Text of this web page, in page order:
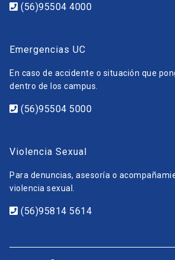
(56)95504 4000
Emergencias UC
En caso de accidente o situación que
dentro de los campus.
(56)95504 5000
Violencia Sexual
Para denuncias, asesoría o
violencia sexual.
(56)95814 5614